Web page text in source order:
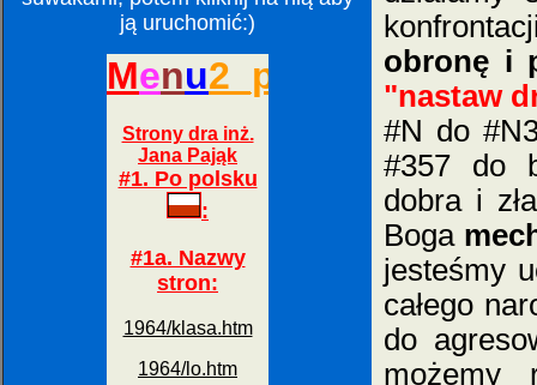
ją uruchomić:)
obronę i
"nastaw
#N do
#357 do
dobra i
Boga
jesteśmy
całego
do
możemy